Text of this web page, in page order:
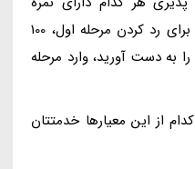
خاصی هستند. جمع امتیاز کامل برای رد کردن مرحله اول، 100
است و اگر بتوانید 67 نمره از 100 را به دست آورید، وارد مرحله
از این معیارها خدمتتان